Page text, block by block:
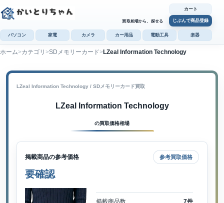
買取相場から、探せる
カート
じぶんで商品登録
パソコン 家電 カメラ カー用品 電動工具 楽器
ホーム カテゴリ SDメモリーカード LZeal Information Technology
LZeal Information Technology / SDメモリーカード買取
LZeal Information Technology
の買取価格相場
掲載商品の参考価格 参考買取価格
要確認
掲載商品数 7件